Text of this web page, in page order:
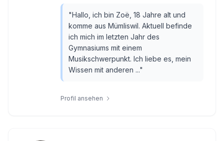
"Hallo, ich bin Zoë, 18 Jahre alt und
komme aus Mümliswil. Aktuell befinde
ich mich im letzten Jahr des
Gymnasiums mit einem
Musikschwerpunkt. Ich liebe es, mein
Wissen mit anderen ..."
Profil ansehen